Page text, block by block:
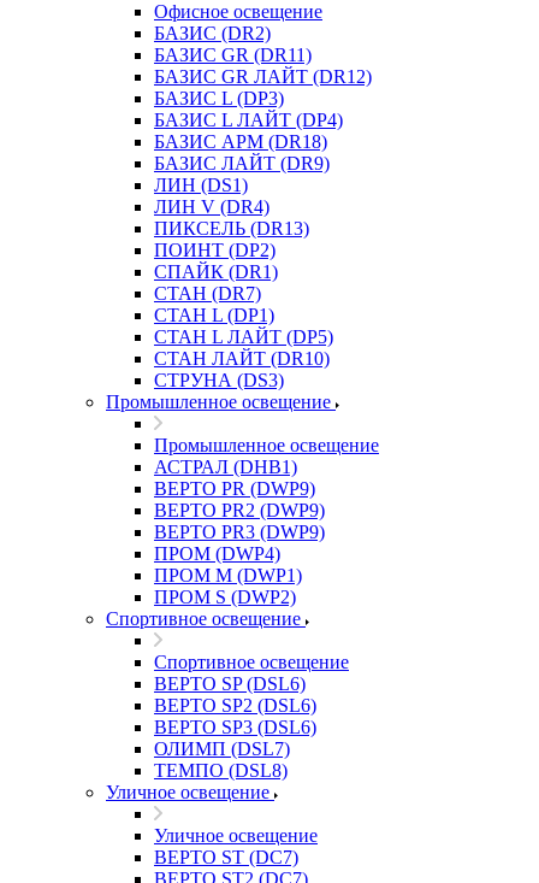
Офисное освещение
БАЗИС (DR2)
БАЗИС GR (DR11)
БАЗИС GR ЛАЙТ (DR12)
БАЗИС L (DP3)
БАЗИС L ЛАЙТ (DP4)
БАЗИС АРМ (DR18)
БАЗИС ЛАЙТ (DR9)
ЛИН (DS1)
ЛИН V (DR4)
ПИКСЕЛЬ (DR13)
ПОИНТ (DP2)
СПАЙК (DR1)
СТАН (DR7)
СТАН L (DP1)
СТАН L ЛАЙТ (DP5)
СТАН ЛАЙТ (DR10)
СТРУНА (DS3)
Промышленное освещение
Промышленное освещение
АСТРАЛ (DHB1)
ВЕРТО PR (DWP9)
ВЕРТО PR2 (DWP9)
ВЕРТО PR3 (DWP9)
ПРОМ (DWP4)
ПРОМ M (DWP1)
ПРОМ S (DWP2)
Спортивное освещение
Спортивное освещение
ВЕРТО SP (DSL6)
ВЕРТО SP2 (DSL6)
ВЕРТО SP3 (DSL6)
ОЛИМП (DSL7)
ТЕМПО (DSL8)
Уличное освещение
Уличное освещение
ВЕРТО ST (DC7)
ВЕРТО ST2 (DC7)